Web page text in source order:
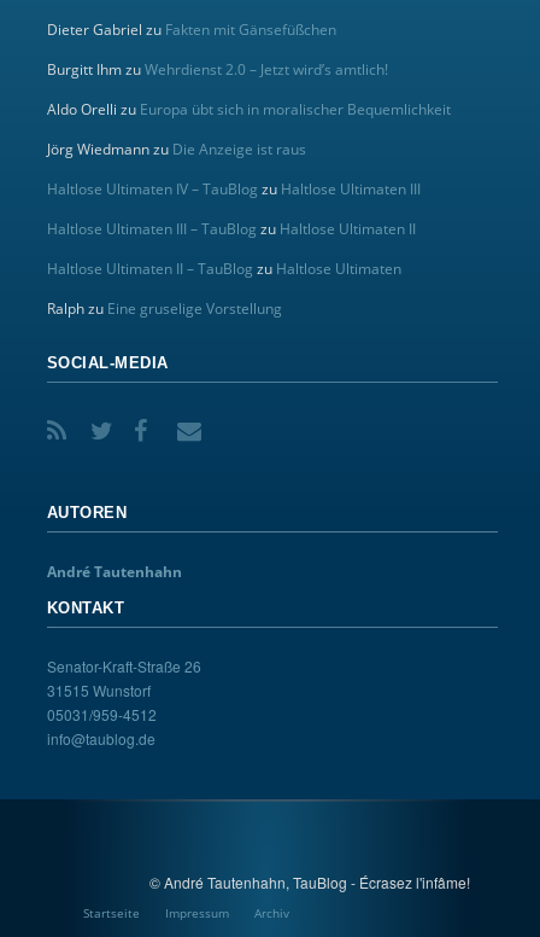
Dieter Gabriel zu Fakten mit Gänsefüßchen
Burgitt IhmzuWehrdienst 2.0 – Jetzt wird’s amtlich!
Aldo Orelli zu Europa übt sich in moralischer Bequemlichkeit
Jörg Wiedmannzu Die Anzeige ist raus
Haltlose Ultimaten IV – TauBlog zu Haltlose Ultimaten III
Haltlose Ultimaten III – TauBlog zu Haltlose Ultimaten II
Haltlose Ultimaten II – TauBlog zu Haltlose Ultimaten
Ralphzu Eine gruselige Vorstellung
SOCIAL-MEDIA
AUTOREN
André Tautenhahn
KONTAKT
Senator-Kraft-Straße 26
31515 Wunstorf
05031/959-4512
info@taublog.de
© André Tautenhahn, TauBlog - Écrasez l'infâme!
Startseite Impressum Archiv